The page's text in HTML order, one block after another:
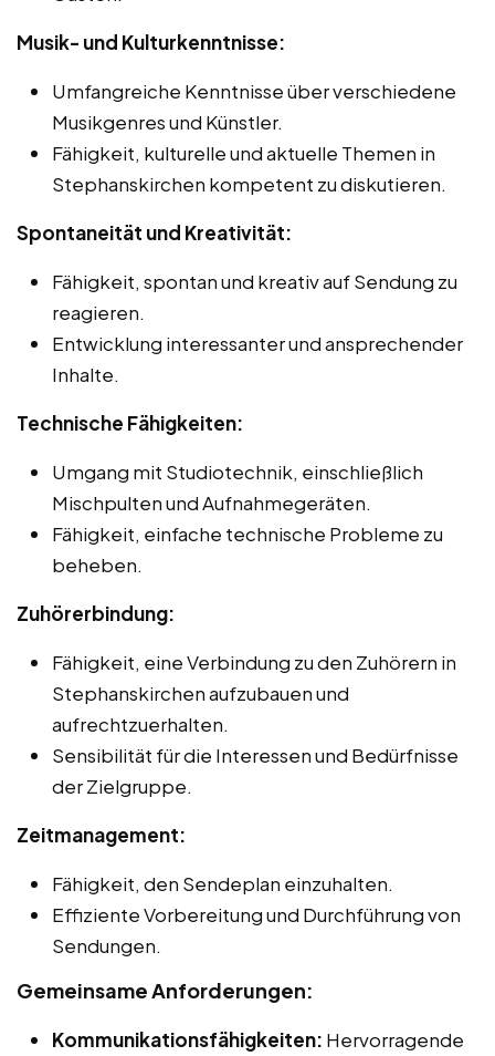
Musik- und Kulturkenntnisse:
Umfangreiche Kenntnisse über verschiedene
Musikgenres und Künstler.
Fähigkeit, kulturelle und aktuelle Themen in
Stephanskirchen kompetent zu diskutieren.
Spontaneität und Kreativität:
Fähigkeit, spontan und kreativ auf Sendung zu
reagieren.
Entwicklung interessanter und ansprechender
Inhalte.
Technische Fähigkeiten:
Umgang mit Studiotechnik, einschließlich
Mischpulten und Aufnahmegeräten.
Fähigkeit, einfache technische Probleme zu
beheben.
Zuhörerbindung:
Fähigkeit, eine Verbindung zu den Zuhörern in
Stephanskirchen aufzubauen und
aufrechtzuerhalten.
Sensibilität für die Interessen und Bedürfnisse
der Zielgruppe.
Zeitmanagement:
Fähigkeit, den Sendeplan einzuhalten.
Effiziente Vorbereitung und Durchführung von
Sendungen.
Gemeinsame Anforderungen:
Kommunikationsfähigkeiten: Hervorragende